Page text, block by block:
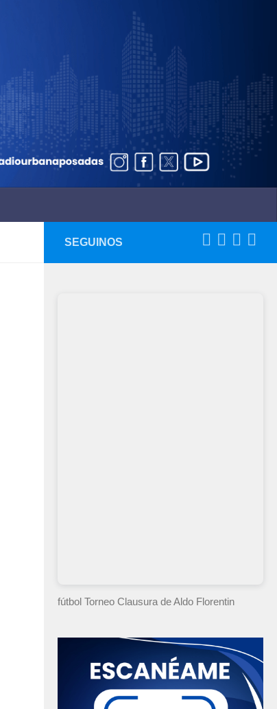
SEGUINOS
fútbol Torneo Clausurade Aldo Florentin